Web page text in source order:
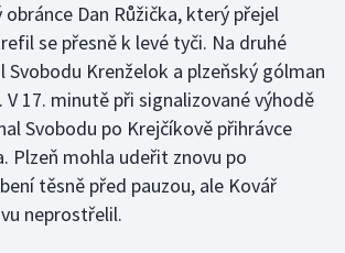
Dan Růžička, který přejel
se přesně k levé tyči. Na druhé
Krenželok a plzeňský gólman
V 17. minutě při signalizované výhodě
Svobodu po Krejčíkově přihrávce
Plzeň mohla udeřit znovu po
těsně před pauzou, ale Kovář
neprostřelil.